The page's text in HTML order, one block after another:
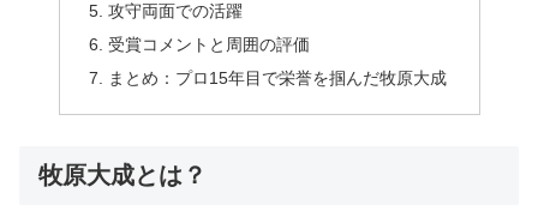
攻守両面での活躍
受賞コメントと周囲の評価
まとめ：プロ15年目で栄誉を掴んだ牧原大成
牧原大成とは？